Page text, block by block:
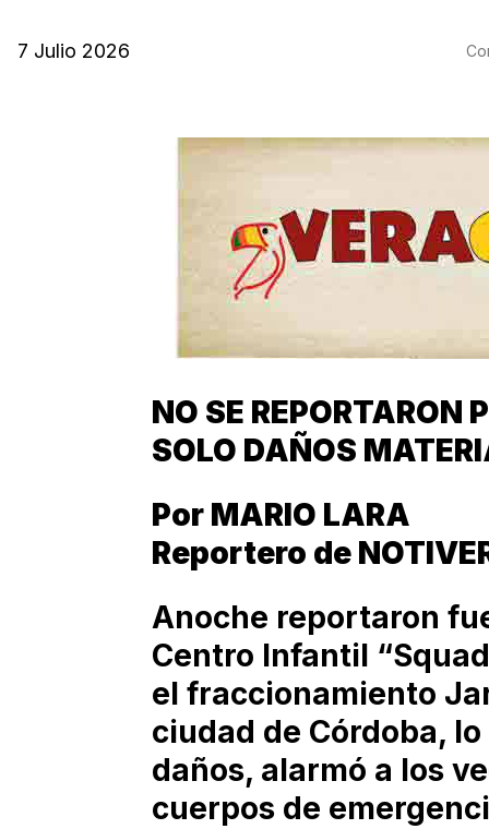
7 Julio 2026
NO SE REPORTARON
SOLO DAÑOS
Por MARIO LARA
Reportero de
Anoche reportaron
Centro Infantil
el fraccionamiento
ciudad de Córdoba,
daños, alarmó a los
cuerpos de